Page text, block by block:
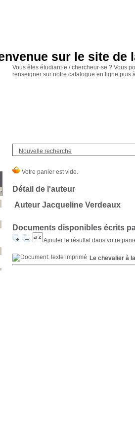
Nouvelle recherche
Détail de l'auteur
Auteur Jacqueline Verdeaux
Documents disponibles écrits
Ajouter le résultat dans votre
Le chevalier à
sur le site de
Vous êtes étudiant·e / chercheur·se ? Vous
renseigner sur notre catalogue en ligne puis